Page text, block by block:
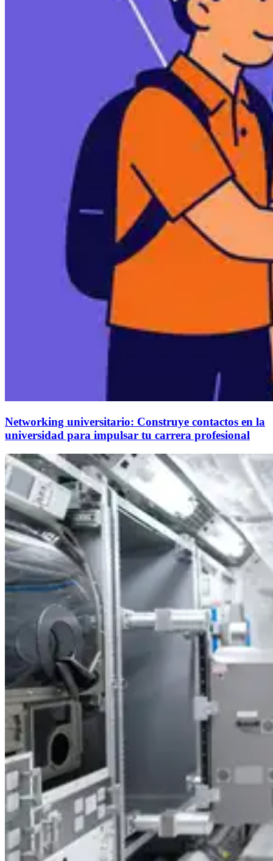
Networking universitario: Construye contactos en la
universidad para impulsar tu carrera profesional